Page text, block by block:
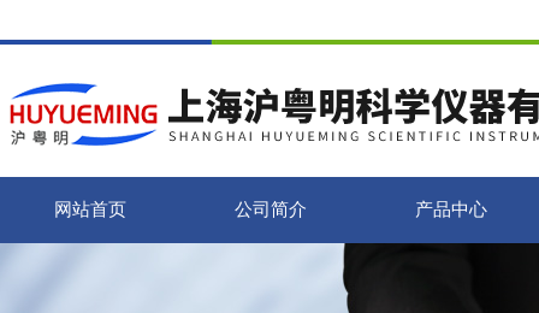
网站首页 公司简介 产品中心